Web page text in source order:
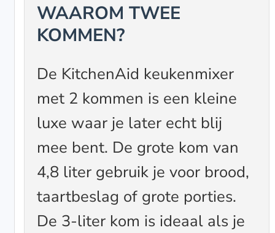
WAAROM TWEE
KOMMEN?
De KitchenAid keukenmixer
met 2 kommen is een kleine
luxe waar je later echt blij
mee bent. De grote kom van
4,8 liter gebruik je voor brood,
taartbeslag of grote porties.
De 3-liter kom is ideaal als je